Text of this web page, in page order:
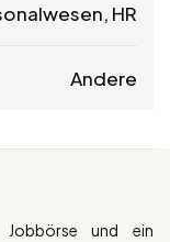
HR
Andere
Jobbörse und ein